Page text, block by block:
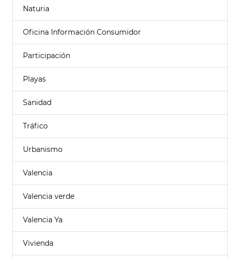
Naturia
Oficina Información Consumidor
Participación
Playas
Sanidad
Tráfico
Urbanismo
Valencia
Valencia verde
Valencia Ya
Vivienda